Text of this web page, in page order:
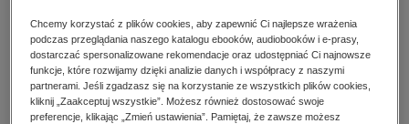
edukacja
hobby, sport, rozrywka
komputery, internet, technologie, informatyka
High-contrast mode
Polecane
Chcemy korzystać z plików cookies, aby zapewnić Ci najlepsze wrażenia
podczas przeglądania naszego katalogu ebooków, audiobooków i e-prasy,
dostarczać spersonalizowane rekomendacje oraz udostępniać Ci najnowsze
funkcje, które rozwijamy dzięki analizie danych i współpracy z naszymi
partnerami. Jeśli zgadzasz się na korzystanie ze wszystkich plików cookies,
kliknij „Zaakceptuj wszystkie”. Możesz również dostosować swoje
preferencje, klikając „Zmień ustawienia”. Pamiętaj, że zawsze możesz